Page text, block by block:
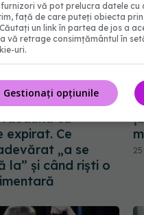
NU
că
expirat. Ce
„a se
la” și când riști o
furnizori vă pot prelucra datele cu
față de care puteți obiecta
un link în partea de jos a
vă retrage consimțământul în
uri.
Gestionați opțiunile